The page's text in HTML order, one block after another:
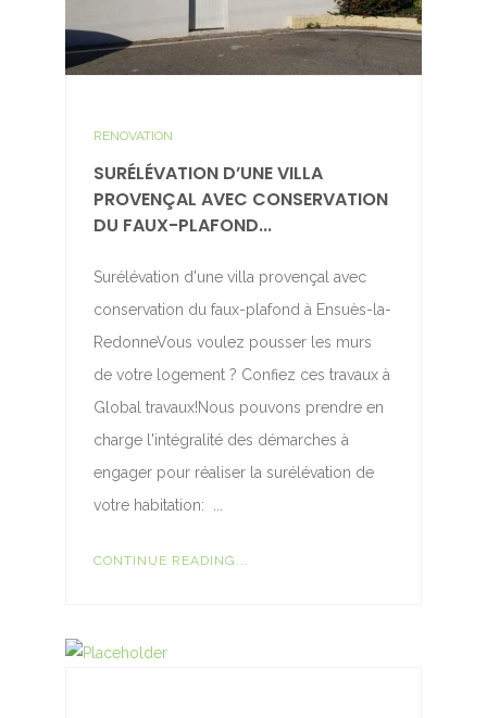
RENOVATION
SURÉLÉVATION D’UNE VILLA
PROVENÇAL AVEC CONSERVATION
DU FAUX-PLAFOND...
Surélévation d'une villa provençal avec
conservation du faux-plafond à Ensuès-la-
RedonneVous voulez pousser les murs
de votre logement ? Confiez ces travaux à
Global travaux!Nous pouvons prendre en
charge l'intégralité des démarches à
engager pour réaliser la surélévation de
votre habitation: ...
CONTINUE READING...